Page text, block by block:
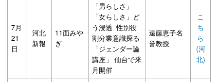
7月
21
日
河北
新報
11面みや
ぎ
「男らしさ」
「女らしさ」ど
う浸透 性別役
割分業意識探る
「ジェンダー論
講座」 仙台で来
月開催
遠藤恵子名
誉教授
こ
ち
ら
(河
北)